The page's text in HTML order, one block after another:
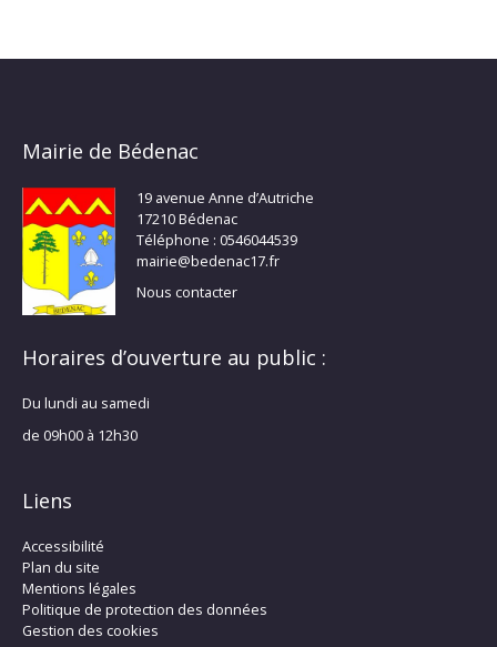
Mairie de Bédenac
19 avenue Anne d’Autriche
17210 Bédenac
Téléphone : 0546044539
mairie@bedenac17.fr
Nous contacter
Horaires d’ouverture au public :
Du lundi au samedi
de 09h00 à 12h30
Liens
Accessibilité
Plan du site
Mentions légales
Politique de protection des données
Gestion des cookies